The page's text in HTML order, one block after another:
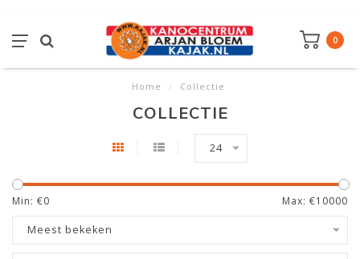
0
Home / Collectie
COLLECTIE
24
Min: €0 Max: €10000
Meest bekeken